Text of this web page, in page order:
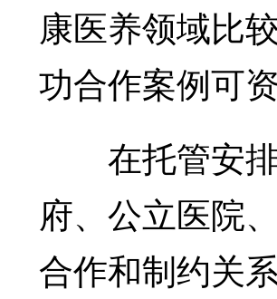
康医养领域比
功合作案例可资
在托管安排
府、公立医院
合作和制约关